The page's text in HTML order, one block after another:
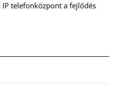
IP telefonközpont a fejlődés